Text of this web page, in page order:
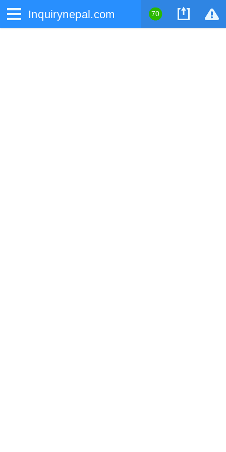
Inquirynepal.com 70